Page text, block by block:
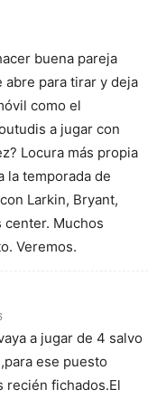
buena pareja
para tirar y deja
como el
a jugar con
Locura más propia
la temporada de
Larkin, Bryant,
center. Muchos
Veremos.
a jugar de 4 salvo
ese puesto
recién fichados.El